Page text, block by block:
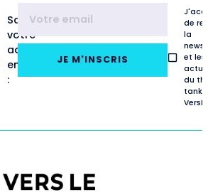
Saisissez
votre
adresse
email
:
JE M'INSCRIS
de
la
et les
du
tank